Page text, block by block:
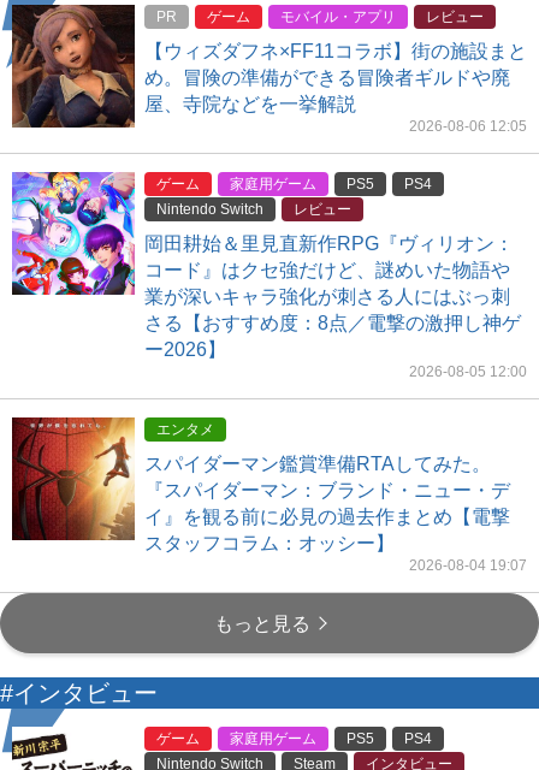
PR ゲーム モバイル・アプリ レビュー
【ウィズダフネ×FF11コラボ】街の施設まと
め。冒険の準備ができる冒険者ギルドや廃
屋、寺院などを一挙解説
2026-08-06 12:05
ゲーム 家庭用ゲーム PS5
PS4
Nintendo Switch
レビュー
岡田耕始＆里見直新作RPG『ヴィリオン：
コード』はクセ強だけど、謎めいた物語や
業が深いキャラ強化が刺さる人にはぶっ刺
さる【おすすめ度：8点／電撃の激押し神ゲ
ー2026】
2026-08-05 12:00
エンタメ
スパイダーマン鑑賞準備RTAしてみた。
『スパイダーマン：ブランド・ニュー・デ
イ』を観る前に必見の過去作まとめ【電撃
スタッフコラム：オッシー】
2026-08-04 19:07
もっと見る
#インタビュー
ゲーム 家庭用ゲーム PS5
PS4
Nintendo Switch
Steam インタビュー